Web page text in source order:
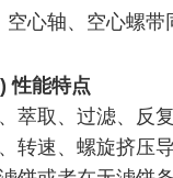
心轴、空心螺
性能特点
取、过滤、反复
速、螺旋挤压导